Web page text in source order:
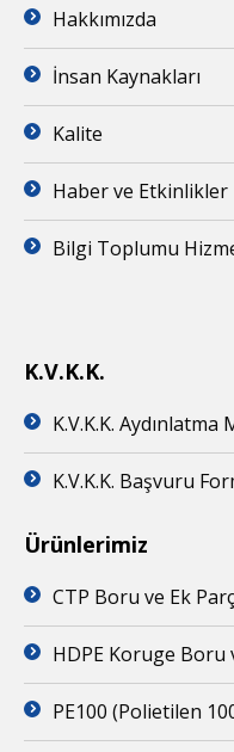
Hakkımızda
İnsan Kaynakları
Kalite
Haber ve Etkinlikler
Bilgi Toplumu
K.V.K.K.
K.V.K.K. Aydınlatma
K.V.K.K. Başvuru
Ürünlerimiz
CTP Boru ve Ek
HDPE Koruge Boru
PE100 (Polietilen